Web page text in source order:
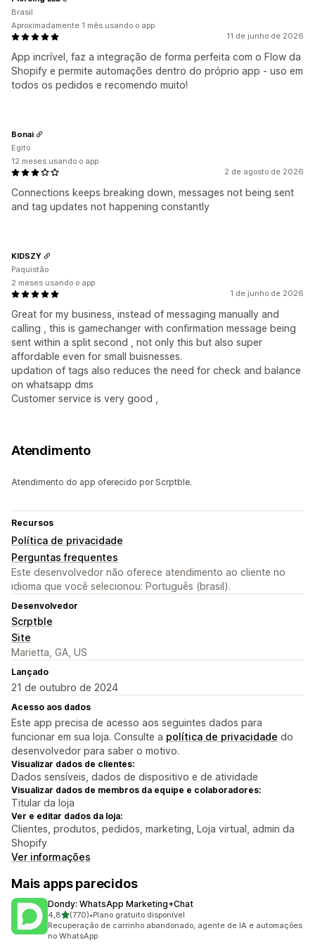
11 de junho de 2026
App incrível, faz a integração de forma perfeita com o Flow da
Shopify e permite automações dentro do próprio app - uso em
todos os pedidos e recomendo muito!
Brasil
Aproximadamente 1 mês usando o app
2 de agosto de 2026
Connections keeps breaking down, messages not being sent
and tag updates not happening constantly
Bonai
Egito
12 meses usando o app
1 de junho de 2026
Great for my business, instead of messaging manually and
calling , this is gamechanger with confirmation message being
sent within a split second , not only this but also super
affordable even for small buisnesses.
updation of tags also reduces the need for check and balance
on whatsapp dms
Customer service is very good ,
KIDSZY
Paquistão
2 meses usando o app
Atendimento
Atendimento do app oferecido por Scrptble.
Recursos
Política de privacidade
Perguntas frequentes
Este desenvolvedor não oferece atendimento ao cliente no
idioma que você selecionou: Português (brasil).
Desenvolvedor
Scrptble
Site
Marietta, GA, US
Lançado
21 de outubro de 2024
Acesso aos dados
Este app precisa de acesso aos seguintes dados para
funcionar em sua loja. Consulte a política de privacidade do
desenvolvedor para saber o motivo.
Visualizar dados de clientes:
Dados sensíveis, dados de dispositivo e de atividade
Visualizar dados de membros da equipe e colaboradores:
Titular da loja
Ver e editar dados da loja:
Clientes, produtos, pedidos, marketing, Loja virtual, admin da
Shopify
Ver informações
Mais apps parecidos
Dondy: WhatsApp Marketing+Chat
4,8de 5 estrelas
(770)
770 avaliações ao todo
•Plano gratuito disponível
Recuperação de carrinho abandonado, agente de IA e automações
no WhatsApp